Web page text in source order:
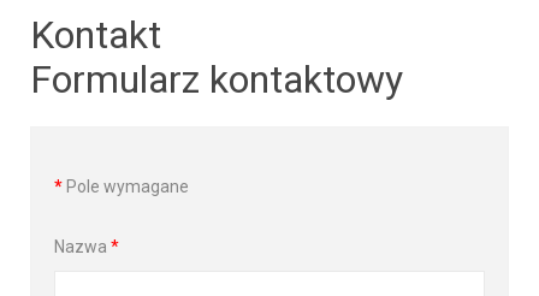
Kontakt
Formularz kontaktowy
* Pole wymagane
Nazwa *